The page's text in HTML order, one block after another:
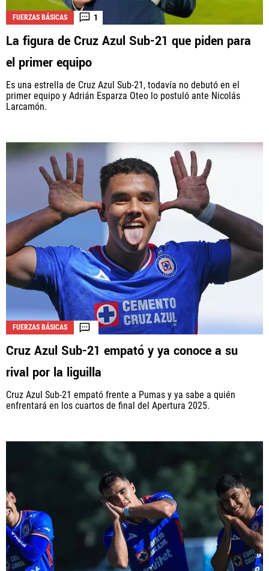
FUERZAS BÁSICAS 1
La figura de Cruz Azul Sub-21 que piden para
el primer equipo
Es una estrella de Cruz Azul Sub-21, todavía no debutó en el
primer equipo y Adrián Esparza Oteo lo postuló ante Nicolás
Larcamón.
FUERZAS BÁSICAS
Cruz Azul Sub-21 empató y ya conoce a su
rival por la liguilla
Cruz Azul Sub-21 empató frente a Pumas y ya sabe a quién
enfrentará en los cuartos de final del Apertura 2025.